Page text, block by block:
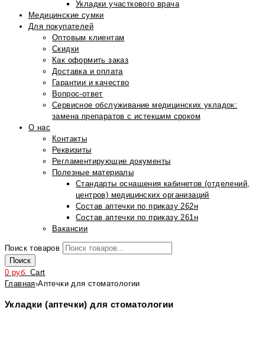
Укладки участкового врача
Медицинские сумки
Для покупателей
Оптовым клиентам
Скидки
Как оформить заказ
Доставка и оплата
Гарантии и качество
Вопрос-ответ
Сервисное обслуживание медицинских укладок:
замена препаратов с истекшим сроком
О нас
Контакты
Реквизиты
Регламентирующие документы
Полезные материалы
Стандарты оснащения кабинетов (отделений,
центров) медицинских организаций
Состав аптечки по приказу 262н
Состав аптечки по приказу 261н
Вакансии
Поиск товаров
Поиск
0 руб. Cart
Главная›Аптечки для стоматологии
Укладки (аптечки) для стоматологии